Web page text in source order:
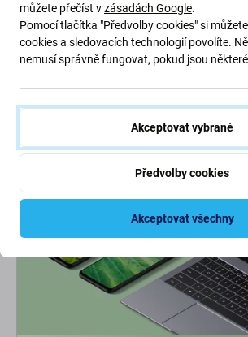
Kingston
Kingston - USB Klíč
DataTraveler SE9 G3 128 GB,
USB 3.0, zlatá
NA OBJEDNÁVKU
můžete přečíst vzásadách Google.
Pomocí tlačítka "Předvolby cookies" si
cookies a sledovacích technologií povolíte.
nemusí správně fungovat, pokud jsou
Akceptovat vybrané
Předvolby cookies
Akceptovat všechny